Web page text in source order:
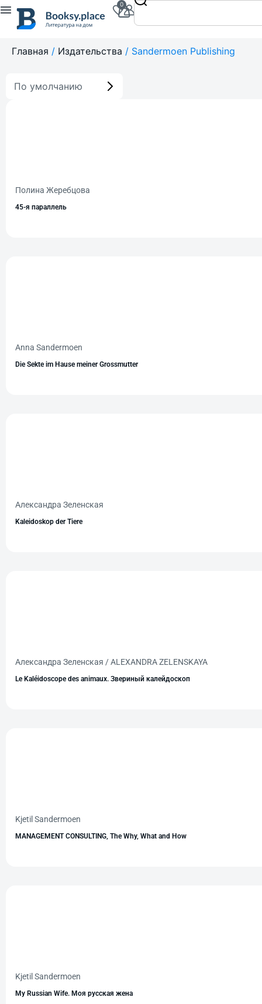
0
Главная / Издательства / Sandermoen Publishing
По умолчанию
Полина Жеребцова
45-я параллель
Anna Sandermoen
Die Sekte im Hause meiner Grossmutter
Александра Зеленская
Kaleidoskop der Tiere
Александра Зеленская / ALEXANDRA ZELENSKAYA
Le Kaléidoscope des animaux. Звериный калейдоскоп
Kjetil Sandermoen
MANAGEMENT CONSULTING, The Why, What and How
Kjetil Sandermoen
My Russian Wife. Моя русская жена